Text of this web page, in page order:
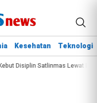
Kesehatan Teknologi
Satlinmas Lewat Lomba PBB